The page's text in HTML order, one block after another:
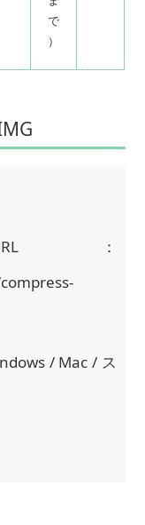
で
）
：
/ Mac / ス